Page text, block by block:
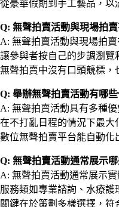
從豪華假期到手工藝品，以
Q: 無聲拍賣活動與現場拍
A: 無聲拍賣活動與現場拍
讓參與者按自己的步調瀏覽
無聲拍賣中沒有口頭競標，
Q: 舉辦無聲拍賣活動有哪些
A: 無聲拍賣活動具有多種
在不打亂日程的情況下最大
數位無聲拍賣平台能自動化
Q: 無聲拍賣活動通常展示
A: 無聲拍賣活動通常展示
服務類如專業諮詢、水療
關鍵在於策劃多樣選擇，符